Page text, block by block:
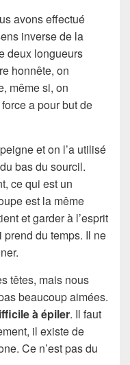
avons effectué
inverse de la
deux longueurs
honnête, on
même si, on
a pour but de
et on l’a utilisé
bas du sourcil.
ce qui est un
est la même
et garder à l’esprit
prend du temps. Il ne
têtes, mais nous
beaucoup aimées.
à épiler. Il faut
il existe de
Ce n’est pas du